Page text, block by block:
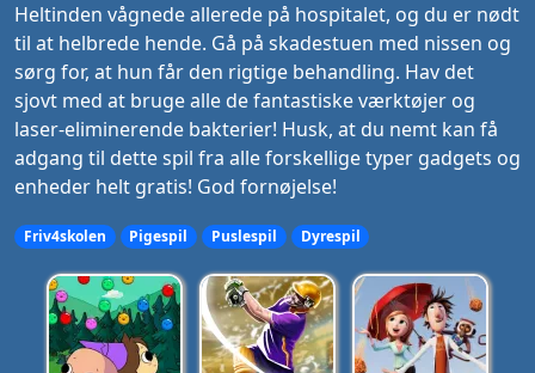
Heltinden vågnede allerede på hospitalet, og du er nødt
til at helbrede hende. Gå på skadestuen med nissen og
sørg for, at hun får den rigtige behandling. Hav det
sjovt med at bruge alle de fantastiske værktøjer og
laser-eliminerende bakterier! Husk, at du nemt kan få
adgang til dette spil fra alle forskellige typer gadgets og
enheder helt gratis! God fornøjelse!
Friv4skolen Pigespil Puslespil Dyrespil